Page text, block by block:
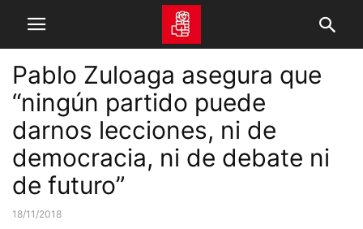
Pablo Zuloaga asegura que
“ningún partido puede
darnos lecciones, ni de
democracia, ni de debate ni
de futuro”
18/11/2018